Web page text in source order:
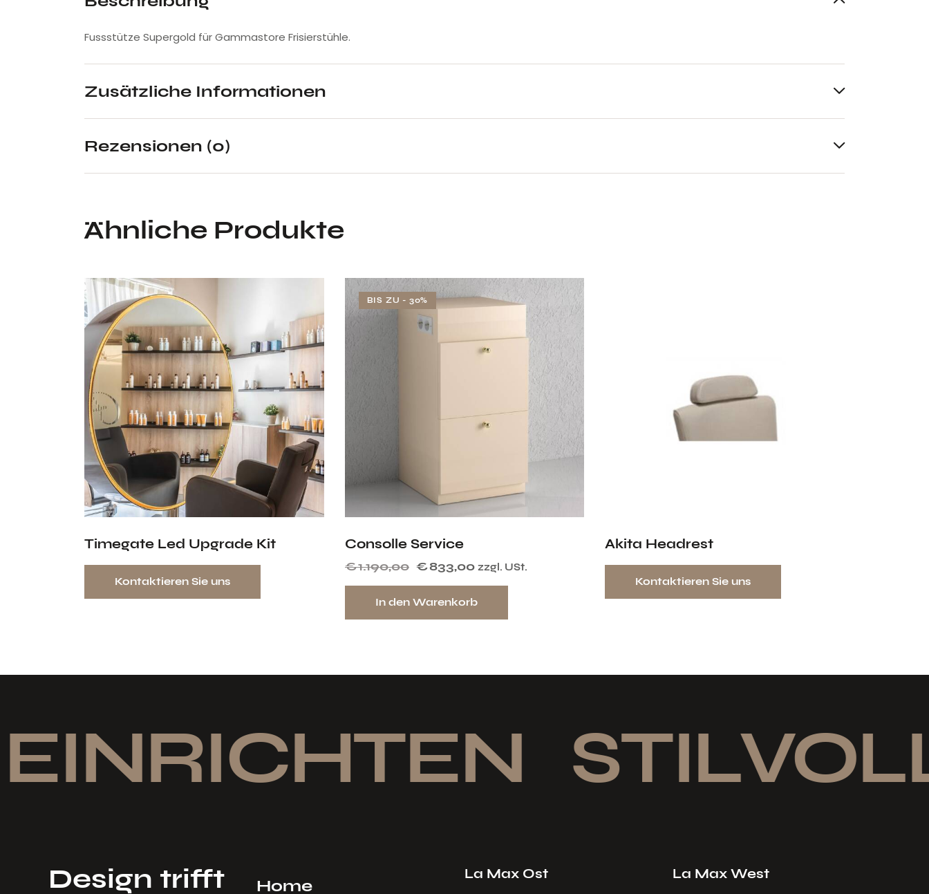
Fussstütze Supergold für Gammastore Frisierstühle.
Zusätzliche Informationen
Rezensionen (0)
Ähnliche Produkte
Timegate Led Upgrade Kit
Kontaktieren Sie uns
BIS ZU - 30%
Consolle Service
€1.190,00 €833,00 zzgl. USt.
In den Warenkorb
Akita Headrest
Kontaktieren Sie uns
Design trifft
Home
La Max Ost La Max West